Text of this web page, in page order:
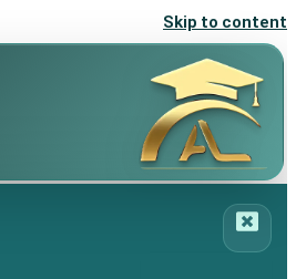
Skip to content